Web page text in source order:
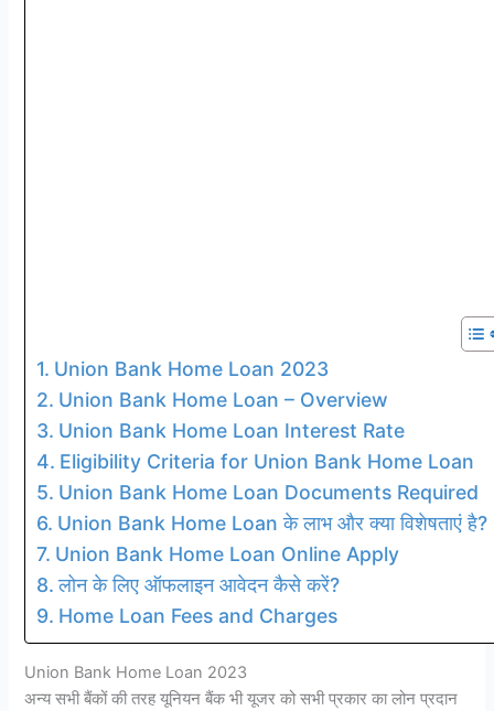
Union Bank Home Loan 2023
Union Bank Home Loan – Overview
Union Bank Home Loan Interest Rate
Eligibility Criteria for Union Bank Home Loan
Union Bank Home Loan Documents Required
Union Bank Home Loan के लाभ और क्या विशेषताएं है?
Union Bank Home Loan Online Apply
लोन के लिए ऑफलाइन आवेदन कैसे करें?
Home Loan Fees and Charges
Union Bank Home Loan 2023
अन्य सभी बैंकों की तरह यूनियन बैंक भी यूजर को सभी प्रकार का लोन प्रदान